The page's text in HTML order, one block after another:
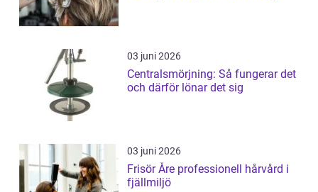
03 juni 2026
Centralsmörjning: Så fungerar det
och därför lönar det sig
03 juni 2026
Frisör Åre professionell hårvård i
fjällmiljö